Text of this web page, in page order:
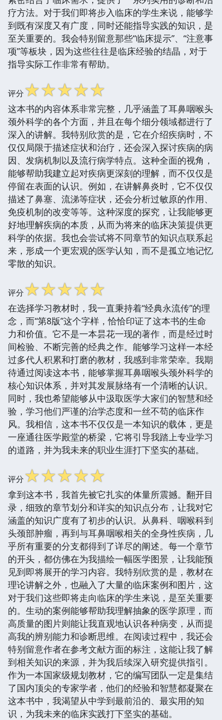
疗方法。对于我们即将步入临床的学生来说，能够学
到既有深度又有广度，同时还能指导实践的知识，是
至关重要的。我会特别留意那些“临床提示”、“注意事
项”等板块，因为这些往往是临床经验的结晶，对于
指导实际工作非常有帮助。
评分☆☆☆☆☆
这本书的内容体系非常完整，几乎涵盖了耳鼻咽喉头
颈外科学的各个方面，并且在每个细分领域都进行了
深入的讲解。我特别欣赏的是，它在介绍疾病时，不
仅仅局限于描述症状和治疗，还会深入探讨疾病的病
因、发病机制以及流行病学特点。这种全面的视角，
能够帮助我建立起对疾病更深刻的理解，而不仅仅是
停留在表面的认识。例如，在讲解鼻炎时，它不仅仅
描述了鼻塞、流涕等症状，还会分析过敏原的作用、
免疫机制的改变等等。这种深度的探究，让我能够更
好地理解疾病的本质，从而为将来的临床决策提供更
科学的依据。我也会尝试将不同章节的知识点联系起
来，形成一个更宏观的医学认知，而不是孤立地记忆
零散的知识。
评分☆☆☆☆☆
在选择学习教材时，我一直秉持着“经典永流传”的理
念，而“第8版”这个字样，恰恰印证了这本书的生命
力和价值。它不是一本昙花一现的著作，而是经过时
间检验、不断完善的经典之作。能够学习这样一本经
过多代人积累和打磨的教材，我感到非常荣幸。我期
待通过阅读这本书，能够掌握耳鼻咽喉头颈外科学的
核心知识体系，并对其发展脉络有一个清晰的认识。
同时，我也希望能够从中汲取医学大家们的智慧和经
验，学习他们严谨的治学态度和一丝不苟的临床作
风。我相信，这本书不仅仅是一本知识的载体，更是
一座通往医学殿堂的桥梁，它将引导我踏上专业学习
的道路，并为我未来的职业生涯打下坚实的基础。
评分☆☆☆☆☆
拿到这本书，我首先被它扎实的体量所震撼。翻开目
录，细致的章节划分和详实的知识点分布，让我对它
涵盖的知识广度有了初步的认识。从鼻科、咽喉科到
头颈部肿瘤，再到与耳鼻咽喉相关的全身性疾病，几
乎所有重要的分支都得到了详尽的阐述。每一个章节
的开头，都仿佛在为我描绘一幅医学图景，让我能预
见到即将展开的学习内容。我特别欣赏的是，教材在
理论讲解之外，也融入了大量的临床案例和图片，这
对于我们这些即将走向临床的学生来说，是至关重要
的。生动的案例能够帮助我理解抽象的医学原理，而
高质量的图片则能让我直观地认识各种病变，从而提
高我的辨别能力和诊断思维。在阅读过程中，我还会
特别留意作者在参考文献方面的标注，这能让我了解
到相关知识的来源，并为我后续深入研究提供指引。
作为一本国家级规划教材，它的编写团队一定是集结
了国内顶尖的专家学者，他们的经验和智慧都凝聚在
这本书中，我渴望从中学到最前沿的、最实用的知
识，为我未来的临床实践打下坚实的基础。